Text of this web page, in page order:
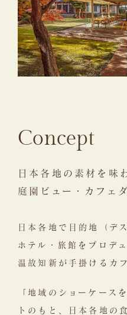
Concept
日本各地の素材を味
庭園ビュー・カフェ
日本各地で目的地（デ
ホテル・旅館をプロデ
温故知新が手掛けるカ
「地域のショーケース
トのもと、日本各地の